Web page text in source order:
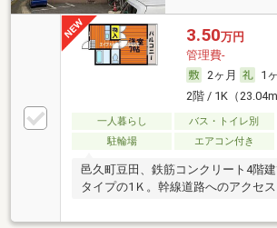
3.50万円
管理費-
2ヶ月
1
2階 / 1K（23.04m
一人暮らし バス・トイレ別
駐輪場
エアコン付き
邑久町豆田、鉄筋コンクリート4階
タイプの1Ｋ。幹線道路へのアクセス